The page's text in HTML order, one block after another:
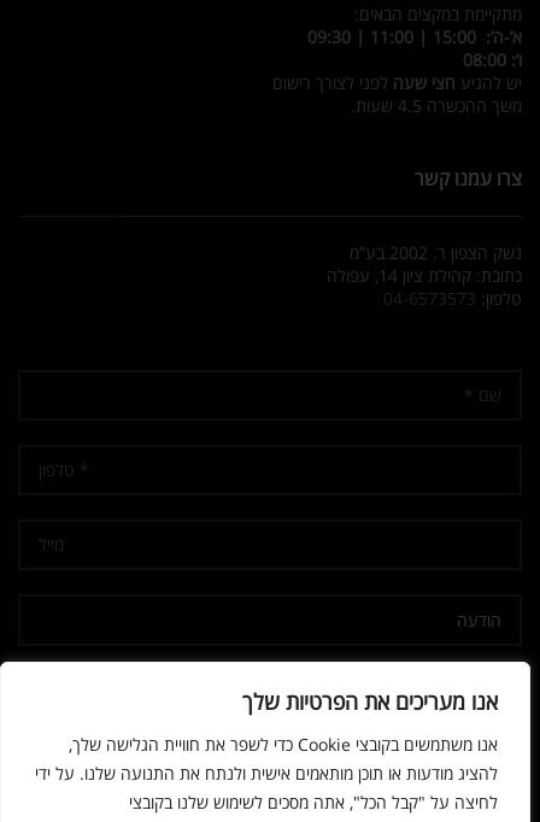
אנו מעריכים את הפרטיות שלך
אנו משתמשים בקובצי Cookie כדי לשפר את חוויית הגלישה שלך,
להציג מודעות או תוכן מותאמים אישית ולנתח את התנועה שלנו. על ידי
לחיצה על "קבל הכל", אתה מסכים לשימוש שלנו בקובצי
מתקיימת במקצים הבאים:
א’-ה’: 15:00 | 11:00 | 09:30
ו’: 08:00
יש להגיע חצי שעה לפני לצורך רישום
משך ההכשרה 4.5 שעות.
צרו עמנו קשר
נשק הצפון ר. 2002 בע”מ
כתובת: קהילת ציון 14, עפולה
טלפון: 04-6573573